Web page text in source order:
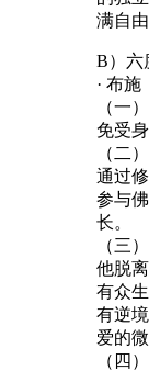
满自
B）六
· 布施
（一
免受
（二
通过
参与
长。
（三
他脱
有众
有逆
爱的
（四